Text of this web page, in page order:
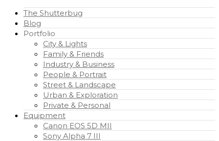
The Shutterbug
Blog
Portfolio
City & Lights
Family & Friends
Industry & Business
People & Portrait
Street & Landscape
Urban & Exploration
Private & Personal
Equipment
Canon EOS 5D MII
Sony Alpha 7 III